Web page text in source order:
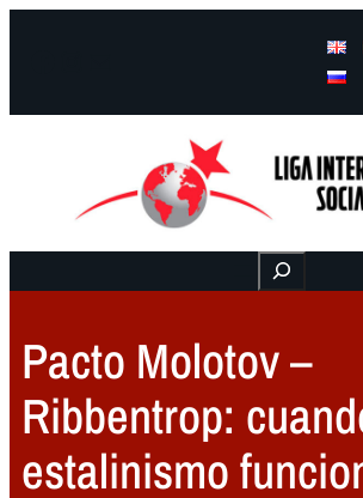
Buscar
Pacto Molotov –
Ribbentrop:
estalinismo